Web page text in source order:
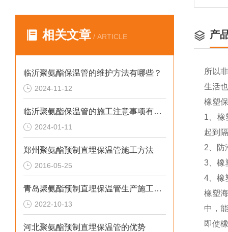
相关文章 / ARTICLE
临沂聚氨酯保温管的维护方法有哪些？
2024-11-12
临沂聚氨酯保温管的施工注意事项有哪些？
2024-01-11
郑州聚氨酯预制直埋保温管施工方法
2016-05-25
青岛聚氨酯预制直埋保温管生产施工需要注意的问题
2022-10-13
河北聚氨酯预制直埋保温管的优势
产
所以
生活
橡塑
1、橡
起到
2、防
3、橡
4、橡
橡塑
中，
即使